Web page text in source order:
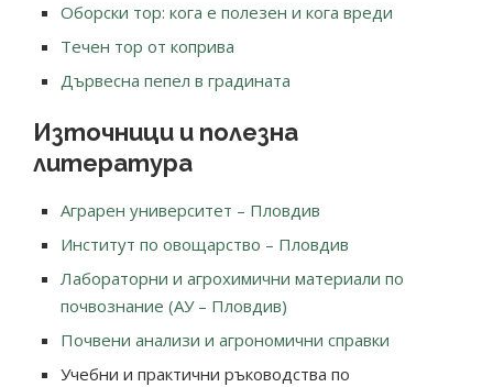
Оборски тор: кога е полезен и кога вреди
Течен тор от коприва
Дървесна пепел в градината
Източници и полезна
литература
Аграрен университет – Пловдив
Институт по овощарство – Пловдив
Лабораторни и агрохимични материали по
почвознание (АУ – Пловдив)
Почвени анализи и агрономични справки
Учебни и практични ръководства по